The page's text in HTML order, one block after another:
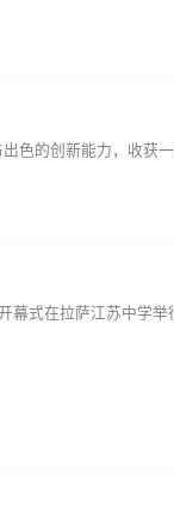
色的创新能力，收获
式在拉萨江苏中学举